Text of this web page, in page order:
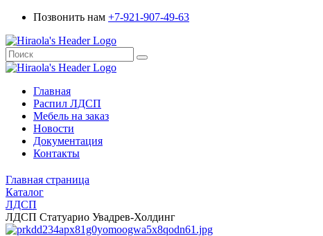
Позвонить нам +7-921-907-49-63
Главная
Распил ЛДСП
Мебель на заказ
Новости
Документация
Контакты
Главная страница
Каталог
ЛДСП
ЛДСП Статуарио Увадрев-Холдинг